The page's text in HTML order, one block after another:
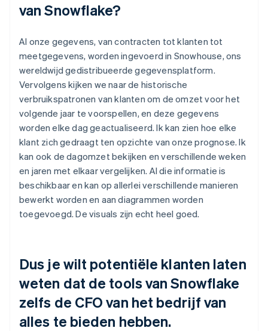
van Snowflake?
Al onze gegevens, van contracten tot klanten tot
meetgegevens, worden ingevoerd in Snowhouse, ons
wereldwijd gedistribueerde gegevensplatform.
Vervolgens kijken we naar de historische
verbruikspatronen van klanten om de omzet voor het
volgende jaar te voorspellen, en deze gegevens
worden elke dag geactualiseerd. Ik kan zien hoe elke
klant zich gedraagt ten opzichte van onze prognose. Ik
kan ook de dagomzet bekijken en verschillende weken
en jaren met elkaar vergelijken. Al die informatie is
beschikbaar en kan op allerlei verschillende manieren
bewerkt worden en aan diagrammen worden
toegevoegd. De visuals zijn echt heel goed.
Dus je wilt potentiële klanten laten
weten dat de tools van Snowflake
zelfs de CFO van het bedrijf van
alles te bieden hebben.